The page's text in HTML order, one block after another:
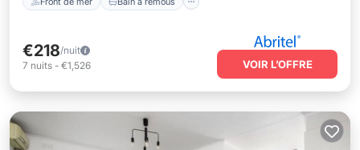
€218/nuit
7 nuits - €1,526 VOIR L’OFFRE